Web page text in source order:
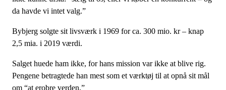
da havde vi intet valg.”
Bybjerg solgte sit livsværk i 1969 for ca. 300 mio. kr – knap
2,5 mia. i 2019 værdi.
Salget huede ham ikke, for hans mission var ikke at blive rig.
Pengene betragtede han mest som et værktøj til at opnå sit mål
om “at erobre verden.”